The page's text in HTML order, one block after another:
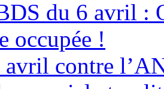
du 6 avril :
occupée !
contre